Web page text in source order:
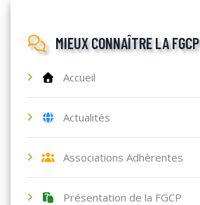
MIEUX CONNAÎTRE LA FGCP
Accueil
Actualités
Associations Adhèrentes
Présentation de la FGCP